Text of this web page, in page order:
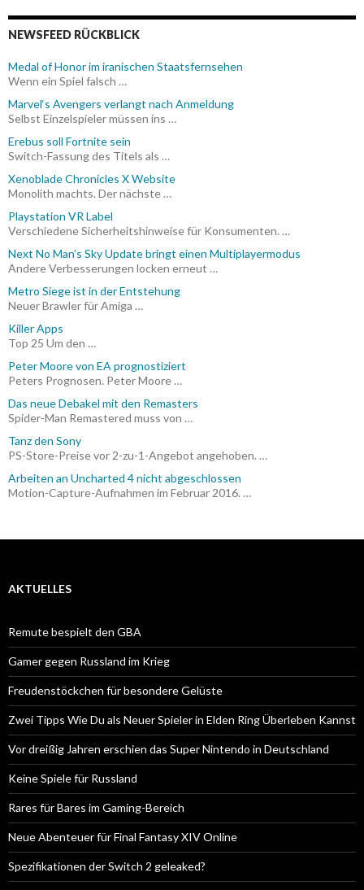
NEWSFEED RÜCKBLICK
Medal of Honor im iranischen Staatsfernsehen
Wenn ein Spiel falsch …
Marvel‘s Avengers verlangt nach Anmeldung
Selbst Einzelspieler müssen ins …
Erebus soll Fortnite sein
Switch-Fassung des Titels als …
Xenoblade Chronicles X Website
Monolith machts. Der nächste …
Playstation VR Label
Verschiedene Sicherheitshinweise für Konsumenten. …
Next No Man’s Sky Update bringt einen Multiplayermodus
Andere Verbesserungen locken erneut …
Metro Siege ist in der Entstehung
Neuer Brawler für Amiga …
Killer Apps
Top 25 Um den …
Peter Moore von EA prognostiziert
Peters Prognosen. Peter Moore …
Das neue Debakel mit den Remasters
Spider-Man Remastered muss von …
Tanz den Sony
PS-Store-Preise vor 2-zu-1-Angebot angehoben. …
Arbeiten an Uncharted 4 nicht abgeschlossen
Motion-Capture-Aufnahmen im Februar 2016. …
AKTUELLES
Remute bespielt den GBA
Gamer gegen Russland im Krieg
Freudenstöckchen für besondere Gelüste
Zwei Tipps Wie Du als Neuer Spieler in Elden Ring Überleben Kannst
Vor dreißig Jahren erschien das Super Nintendo in Deutschland
Keine Spiele für Russland
Rares für Bares im Gaming-Bereich
Neue Abenteuer für Final Fantasy XIV Online
Spezifikationen der Switch 2 geleaked?